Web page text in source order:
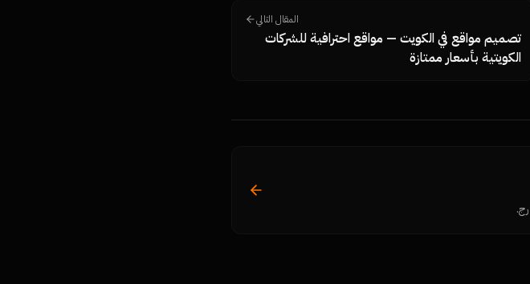
المقال التالي
تصميم مواقع في الكويت — مواقع احترافية للشركات
الكويتية بأسعار ممتازة